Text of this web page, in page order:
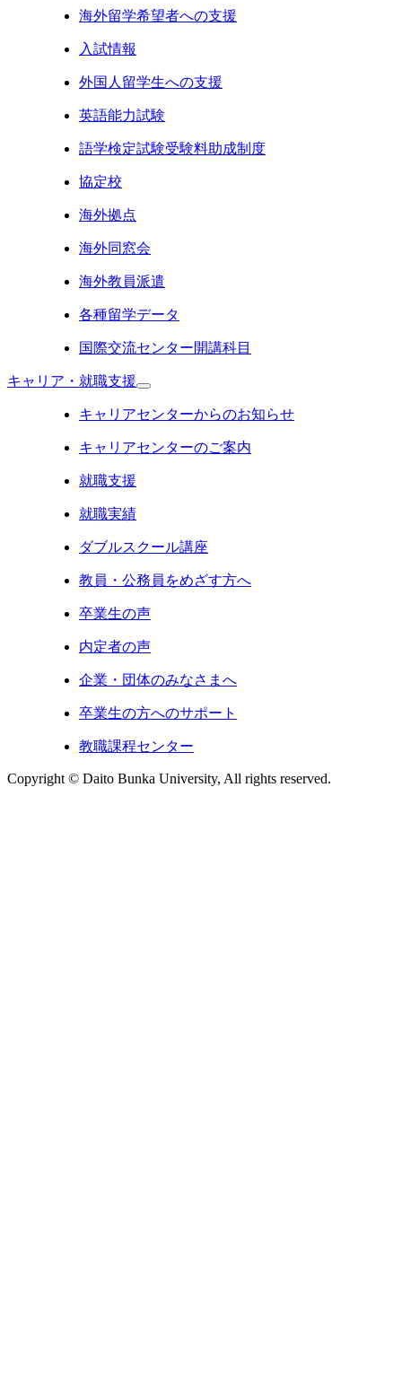
海外留学希望者への支援
入試情報
外国人留学生への支援
英語能力試験
語学検定試験受験料助成制度
協定校
海外拠点
海外同窓会
海外教員派遣
各種留学データ
国際交流センター開講科目
キャリア・就職支援
キャリアセンターからのお知らせ
キャリアセンターのご案内
就職支援
就職実績
ダブルスクール講座
教員・公務員をめざす方へ
卒業生の声
内定者の声
企業・団体のみなさまへ
卒業生の方へのサポート
教職課程センター
Copyright © Daito Bunka University, All rights reserved.